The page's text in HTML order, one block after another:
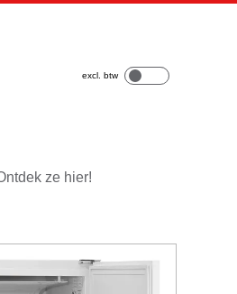
ze hier!